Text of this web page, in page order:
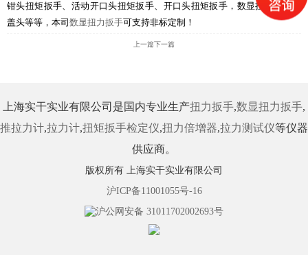
钳头扭矩扳手、活动开口头扭矩扳手、开口头扭矩扳手，数显扭矩扳手瓶
盖头等等，本司数显扭力扳手可支持非标定制！
上一篇下一篇
上海实干实业有限公司是国内专业生产扭力扳手,数显扭力扳手,
推拉力计,拉力计,扭矩扳手检定仪,扭力倍增器,拉力测试仪等仪器
供应商。
版权所有 上海实干实业有限公司
沪ICP备11001055号-16
沪公网安备 31011702002693号